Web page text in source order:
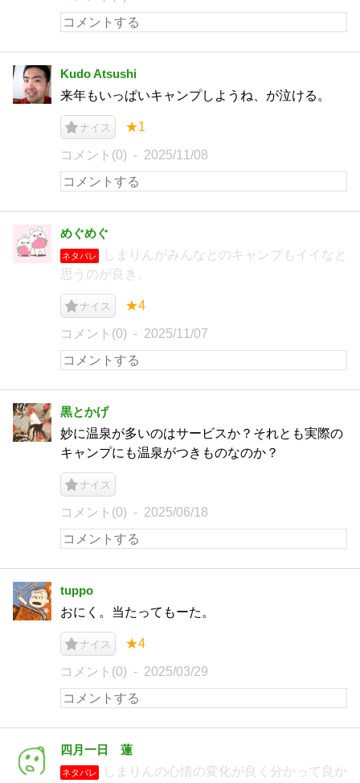
Kudo Atsushi
来年もいっぱいキャンプしようね、が泣ける。
ナイス ★1
コメント(0) 2025/11/08
めぐめぐ
ネタバレ
しまりんがみんなとのキャンプもイイなと
思うのが良き。
ナイス ★4
コメント(0) 2025/11/07
黒とかげ
妙に温泉が多いのはサービスか？それとも実際の
キャンプにも温泉がつきものなのか？
ナイス
コメント(0) 2025/06/18
tuppo
おにく。当たってもーた。
ナイス ★4
コメント(0) 2025/03/29
四月一日 蓮
ネタバレ
しまりんの心情の変化が良く分かって良か